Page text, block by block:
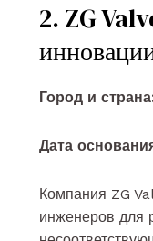
2. ZG
Город и
Дата
Компания ZG
инженеров для